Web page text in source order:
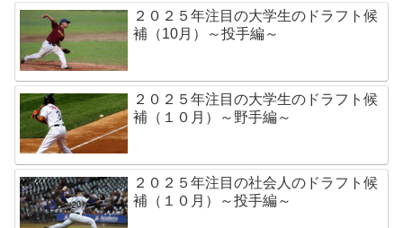
２０２５年注目の大学生のドラフト候
補（10月）～投手編～
２０２５年注目の大学生のドラフト候
補（１０月）～野手編～
２０２５年注目の社会人のドラフト候
補（１０月）～投手編～